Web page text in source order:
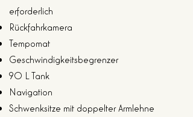
erforderlich
Rückfahrkamera
Tempomat
Geschwindigkeitsbegrenzer
90 L Tank
Navigation
Schwenksitze mit doppelter Armlehne